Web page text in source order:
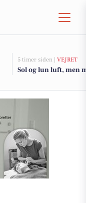
5 timer siden | VEJRET
Sol og lun luft, men
og morgenbrød